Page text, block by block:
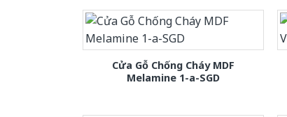
Cửa Gỗ Chống Cháy MDF
Melamine 1-a-SGD